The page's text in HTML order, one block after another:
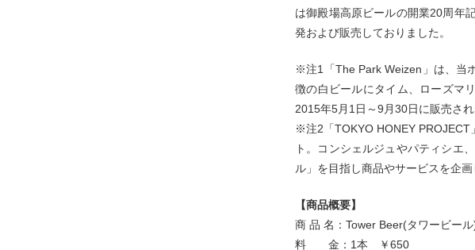
は御殿場高原ビールの開業20周年
発および販売しておりました。
※注1「The Park Weizen」は、当
徴の白ビールにタイム、ローズマ
2015年5月1日～9月30日に販売され
※注2「TOKYO HONEY PROJECT
ト。コンシェルジュやパティシエ
ル」を目指し商品やサービスを企画
【商品概要】
商 品 名：Tower Beer(タワービール
料 金：1本 ￥650